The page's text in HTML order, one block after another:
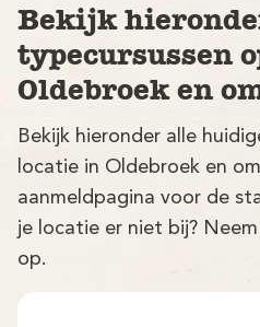
Bekijk
typecursussen
Oldebroek en
Bekijk hieronder alle
locatie in Oldebroek en
aanmeldpagina voor de
je locatie er niet bij?
op.